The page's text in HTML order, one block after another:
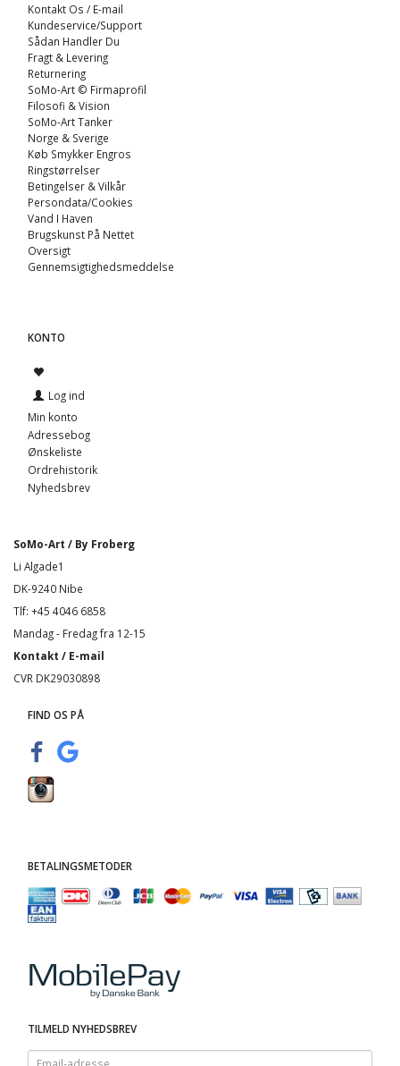
Kontakt Os / E-mail
Kundeservice/Support
Sådan Handler Du
Fragt & Levering
Returnering
SoMo-Art © Firmaprofil
Filosofi & Vision
SoMo-Art Tanker
Norge & Sverige
Køb Smykker Engros
Ringstørrelser
Betingelser & Vilkår
Persondata/Cookies
Vand I Haven
Brugskunst På Nettet
Oversigt
Gennemsigtighedsmeddelse
KONTO
Log ind
Min konto
Adressebog
Ønskeliste
Ordrehistorik
Nyhedsbrev
SoMo-Art / By Froberg
Li Algade1
DK-9240 Nibe
Tlf: +45 4046 6858
Mandag - Fredag fra 12-15
Kontakt / E-mail
CVR DK29030898
FIND OS PÅ
BETALINGSMETODER
TILMELD NYHEDSBREV
Email-